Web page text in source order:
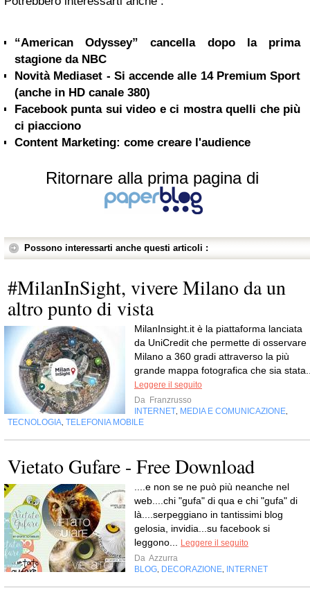
“American Odyssey” cancella dopo la prima
stagione da NBC
Novità Mediaset - Si accende alle 14 Premium Sport
(anche in HD canale 380)
Facebook punta sui video e ci mostra quelli che più
ci piacciono
Content Marketing: come creare l'audience
Ritornare alla prima pagina di
Possono interessarti anche questi articoli :
#MilanInSight, vivere Milano da un
altro punto di vista
MilanInsight.it è la piattaforma lanciata
da UniCredit che permette di osservare
Milano a 360 gradi attraverso la più
grande mappa fotografica che sia
Leggere il seguito
Da Franzrusso
INTERNET MEDIA E COMUNICAZIONE
TECNOLOGIA TELEFONIA MOBILE
Vietato Gufare - Free Download
....e non se ne può più neanche nel
web....chi "gufa" di qua e chi "gufa" di
là....serpeggiano in tantissimi blog
gelosia, invidia...su facebook si
leggono...
Leggere il seguito
Da Azzurra
BLOG DECORAZIONE INTERNET